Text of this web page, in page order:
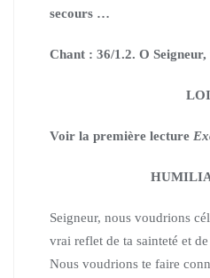
secours …
Chant : 36/1.2. O
LOI
Voir la première lecture
Seigneur, nous voudrions
vrai reflet de ta sainteté et
Nous voudrions te faire